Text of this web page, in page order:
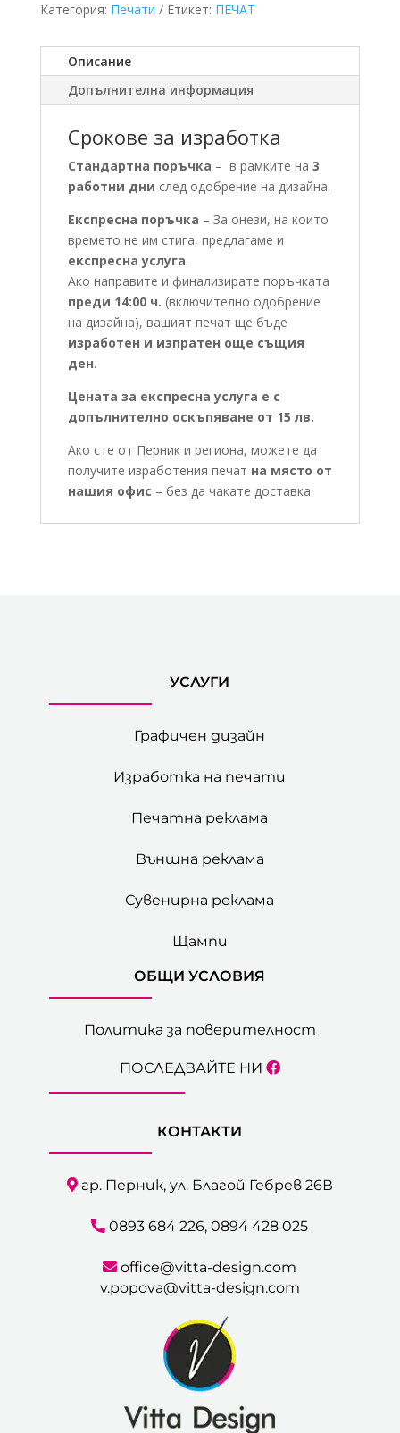
Категория: Печати Етикет: ПЕЧАТ
Описание
Допълнителна информация
Срокове за изработка
Стандартна поръчка – в рамките на 3
работни дни след одобрение на дизайна.
Експресна поръчка – За онези, на които
времето не им стига, предлагаме и
експресна услуга.
Ако направите и финализирате поръчката
преди 14:00 ч. (включително одобрение
на дизайна), вашият печат ще бъде
изработен и изпратен още същия
ден.
Цената за експресна услуга е с
допълнително оскъпяване от 15 лв.
Ако сте от Перник и региона, можете да
получите изработения печат на място от
нашия офис – без да чакате доставка.
УСЛУГИ
Графичен дизайн
Изработка на печати
Печатна реклама
Външна реклама
Сувенирна реклама
Щампи
ОБЩИ УСЛОВИЯ
Политика за поверителност
ПОСЛЕДВАЙТЕ НИ
КОНТАКТИ
гр. Перник, ул. Благой Гебрев 26В
0893 684 226,0894 428 025
office@vitta-design.com
v.popova@vitta-design.com